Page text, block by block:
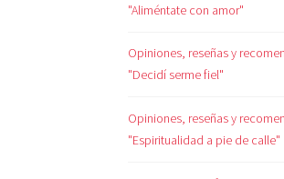
"Aliméntate con amor"
Opiniones, reseñas y
"Decidí serme fiel"
Opiniones, reseñas y
"Espiritualidad a pie de calle"